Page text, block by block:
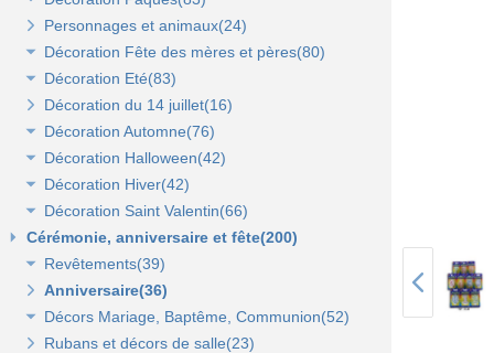
Arbres et plantes printemps-été(20)
Bouquets fleurs et fruits(43)
Mini-maisons et jardins(19)
Pelouses mousses et végétaux(18)
Décoration vitrine de Pâques(14)
Décors de Pâques : les animaux(13)
Décors Pâques : Les Oeufs de Pâques(12)
Décor naturel et floral de Pâques(41)
Décoration de table de Pâques(15)
Personnages et animaux(24)
Décoration Fête des mères et pères(80)
Décor vitrine de fête des mères et pères(21)
Décors Fête des mères et pères(63)
Décoration Eté(83)
Décoration vitrine d'été(23)
Décors mer et plage(26)
Lanterne, lampion, déco de table et terrasse(37)
Eclairage électrique d'été(9)
Décoration du 14 juillet(16)
Décoration Automne(76)
Décoration vitrine d'automne(17)
Décors automne(62)
Décoration Halloween(42)
Décor vitrine d'halloween(8)
Décor halloween(36)
Décoration Hiver(42)
Décoration vitrine d'hiver(7)
Décors d'hiver(35)
Décoration Saint Valentin(66)
Décoration vitrine de Saint Valentin(15)
Décors Saint Valentin(56)
Cérémonie, anniversaire et fête(200)
Revêtements(39)
Non tissé(19)
Pelouses et revêtements nature(6)
Tissus(13)
Anniversaire(36)
Décors Mariage, Baptême, Communion(52)
Accessoires de cérémonie(14)
Rubans et décors de salle(23)